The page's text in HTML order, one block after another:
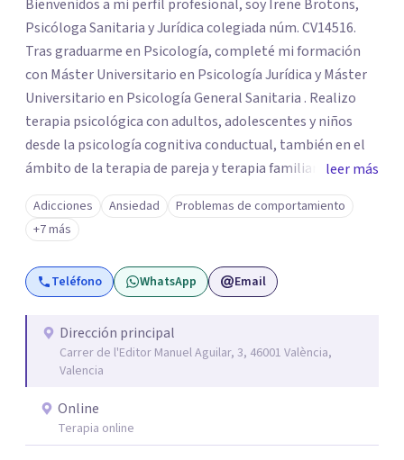
Bienvenidos a mi perfil profesional, soy Irene Brotons,
Psicóloga Sanitaria y Jurídica colegiada núm. CV14516.
Tras graduarme en Psicología, completé mi formación
con Máster Universitario en Psicología Jurídica y Máster
Universitario en Psicología General Sanitaria . Realizo
terapia psicológica con adultos, adolescentes y niños
desde la psicología cognitiva conductual, también en el
ámbito de la terapia de pareja y terapia familiar. Como
psicóloga jurídico forense, realizo informes periciales
psicológicos en el ámbito de familia, civil, penal y laboral.
Soy miembro del Listado Oficial de Psicólogos Forenses
del Colegio Oficial de Psicólogos de la Comunidad
Valencia (LOPF). Y realizo mi trabajo en CONECTA Centro
leer más
Adicciones Ansiedad
Problemas de comportamiento
+7 más
Teléfono WhatsApp Email
Dirección principal
Carrer de l'Editor Manuel Aguilar, 3, 46001 València,
Valencia
Online
Terapia online